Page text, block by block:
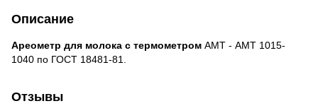
Описание
Ареометр для молока с термометром АМТ - АМТ 1015-
1040 по ГОСТ 18481-81.
Отзывы